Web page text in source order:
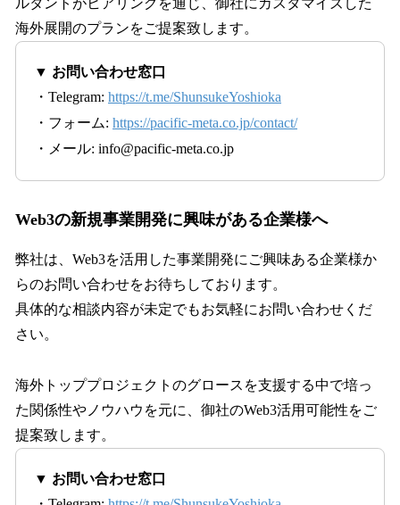
海外展開のプランをご提案致します。
▼ お問い合わせ窓口
・Telegram: https://t.me/ShunsukeYoshioka
・フォーム: https://pacific-meta.co.jp/contact/
・メール: info@pacific-meta.co.jp
Web3の新規事業開発に興味がある企業様へ
弊社は、Web3を活用した事業開発にご興味ある企業様か
らのお問い合わせをお待ちしております。
具体的な相談内容が未定でもお気軽にお問い合わせくだ
さい。
海外トッププロジェクトのグロースを支援する中で培っ
た関係性やノウハウを元に、御社のWeb3活用可能性をご
提案致します。
▼ お問い合わせ窓口